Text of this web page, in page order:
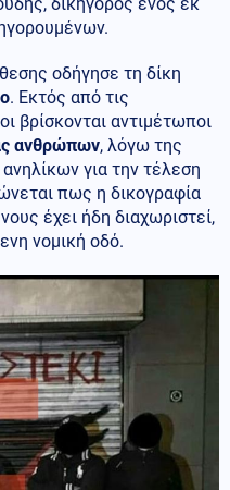
οδήγησε τη δίκη
. Εκτός από τις
βρίσκονται αντιμέτωποι
ανθρώπων, λόγω της
για την τέλεση
πως η δικογραφία
έχει ήδη διαχωριστεί,
νομική οδό.